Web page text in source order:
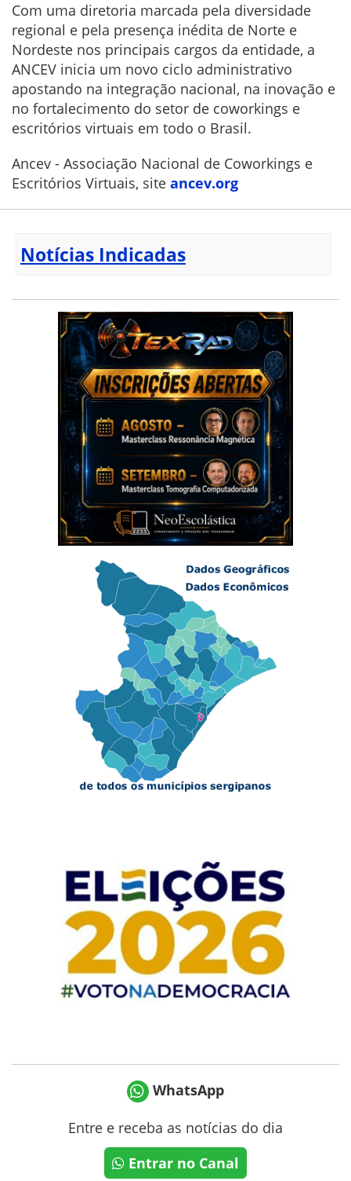
Com uma diretoria marcada pela diversidade
regional e pela presença inédita de Norte e
Nordeste nos principais cargos da entidade, a
ANCEV inicia um novo ciclo administrativo
apostando na integração nacional, na inovação e
no fortalecimento do setor de coworkings e
escritórios virtuais em todo o Brasil.
Ancev - Associação Nacional de Coworkings e
Escritórios Virtuais, site ancev.org
Notícias Indicadas
WhatsApp
Entre e receba as notícias do dia
Entrar no Canal